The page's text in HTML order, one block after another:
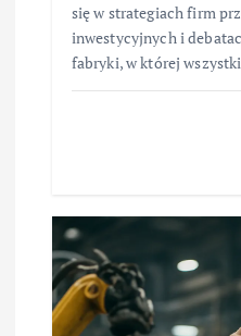
się w strategiach firm
inwestycyjnych i
fabryki, w której